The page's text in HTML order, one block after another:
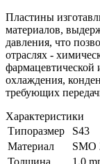
Пластины
материалов,
давления, что
отраслях -
фармацевтической
охлаждения,
требующих
Характеристики
Типоразмер
S43
Материал
SMO
Толщина
1.0